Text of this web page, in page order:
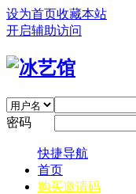
设为首页收藏本站
开启辅助访问
密码
快捷导航
首页
购买邀请码